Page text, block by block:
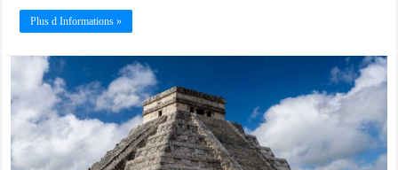
Plus d Informations »